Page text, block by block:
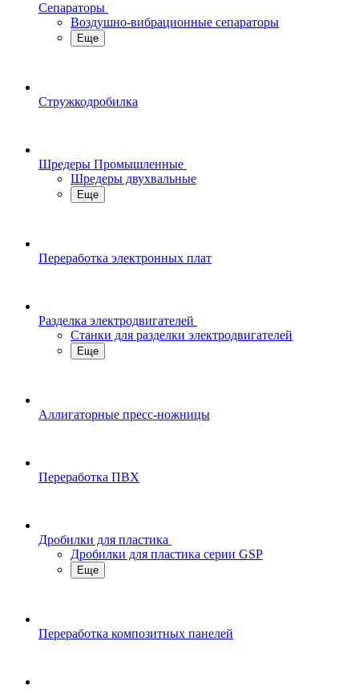
Сепараторы
Воздушно-вибрационные сепараторы
Еще
Стружкодробилка
Шредеры Промышленные
Шредеры двухвальные
Еще
Переработка электронных плат
Разделка электродвигателей
Станки для разделки электродвигателей
Еще
Аллигаторные пресс-ножницы
Переработка ПВХ
Дробилки для пластика
Дробилки для пластика серии GSP
Еще
Переработка композитных панелей